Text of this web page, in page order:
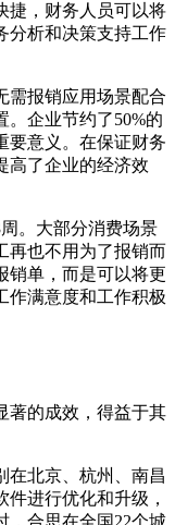
捷，财务人员可以将
分析和决策支持工作
需报销应用场景配合
。企业节约了50%的
要意义。在保证财务
高了企业的经济效
。大部分消费场景
再也不用为了报销而
销单，而是可以将更
作满意度和工作积极
著的成效，得益于其
在北京、杭州、南昌
进行优化和升级，
，合思在全国22个城